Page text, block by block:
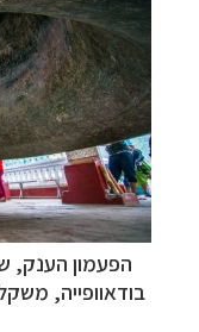
בודאוופייה, משקלו 90
תכנון
תכנון